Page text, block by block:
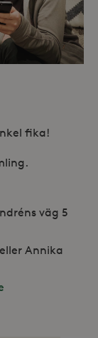
fika!
väg 5
eller Annika